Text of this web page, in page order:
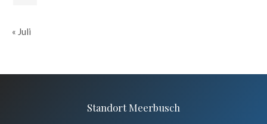
« Juli
Standort Meerbusch